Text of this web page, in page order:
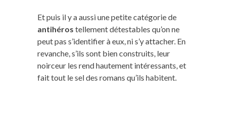
Et puis il y a aussi une petite catégorie de
antihéros tellement détestables qu’on ne
peut pas s’identifier à eux, ni s’y attacher. En
revanche, s’ils sont bien construits, leur
noirceur les rend hautement intéressants, et
fait tout le sel des romans qu’ils habitent.